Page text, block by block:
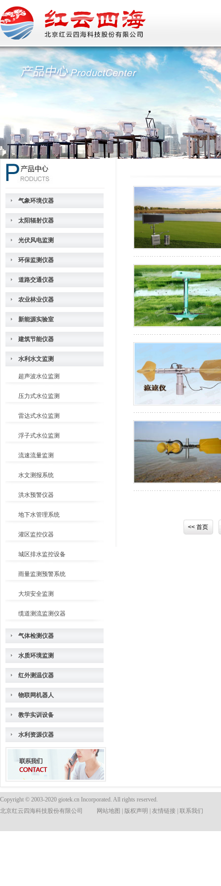
气象环境仪器
太阳辐射仪器
光伏风电监测
环保监测仪器
道路交通仪器
农业林业仪器
新能源实验室
建筑节能仪器
水利水文监测
超声波水位监测
压力式水位监测
雷达式水位监测
浮子式水位监测
流速流量监测
水文测报系统
洪水预警仪器
地下水管理系统
灌区监控仪器
城区排水监控设备
雨量监测预警系统
大坝安全监测
缆道测流监测仪器
气体检测仪器
水质环境监测
红外测温仪器
物联网机器人
教学实训设备
水利资源仪器
<< 首页
Copyright © 2003-2020 giotek.cn Incorporated. All rights reserved.
北京红云四海科技股份有限公司
网站地图 版权声明 友情链接 联系我们